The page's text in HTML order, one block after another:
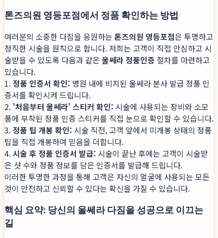
톤즈의원 영등포점에서 정품 확인하는 방법
여러분의 소중한 다짐을 응원하는 톤즈의원 영등포점은 투명하고
정직한 시술을 원칙으로 합니다. 저희는 고객이 직접 안심하고 시
술받을 수 있도록 다음과 같은 울쎄라 정품인증 절차를 마련하고
있습니다.
1. 정품 인증서 확인: 병원 내에 비치된 울쎄라 본사 발급 정품 인
증서를 확인시켜 드립니다.
2. '처음부터 울쎄라' 스티커 확인: 시술에 사용되는 장비와 소모
품에 부착된 정품 인증 스티커를 직접 눈으로 확인할 수 있습니다.
3. 정품 팁 개봉 확인: 시술 직전, 고객 앞에서 미개봉 상태의 정품
팁을 직접 개봉하여 믿음을 더합니다.
4. 시술 후 정품 인증서 발급: 시술이 끝난 후에는 고객이 시술받
은 샷 수와 정품 정보를 담은 인증서를 발급해 드립니다.
이러한 투명한 과정을 통해 고객은 자신의 얼굴에 사용되는 모든
것이 안전하고 신뢰할 수 있다는 확신을 가질 수 있습니다.
핵심 요약: 당신의 울쎄라 다짐을 성공으로 이끄는
길